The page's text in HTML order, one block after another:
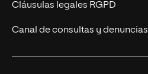
UNIR Revista
Eventos
Cláusulas legales RGPD
Canal de consultas y denuncias